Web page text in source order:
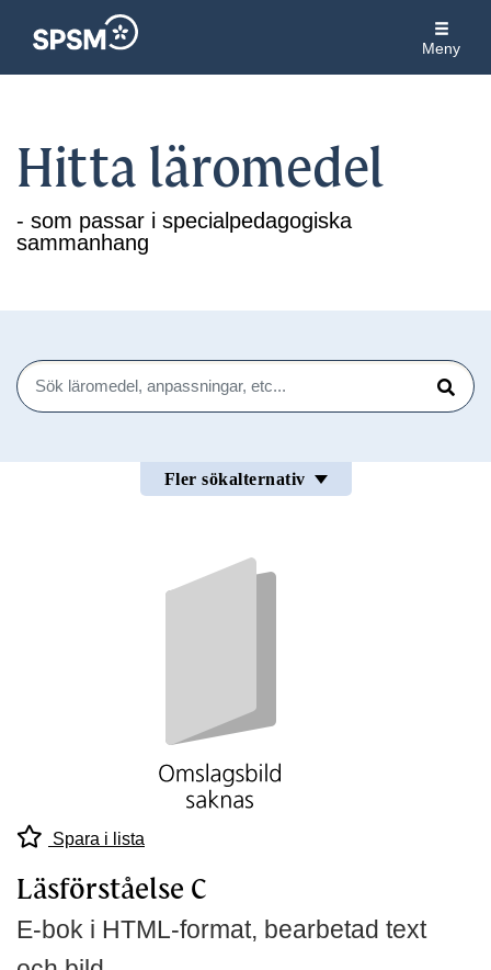
Meny
Hitta läromedel
- som passar i specialpedagogiska
sammanhang
Sök
Sök
Fler sökalternativ
Spara i lista
Läsförståelse C
E-bok i HTML-format, bearbetad text